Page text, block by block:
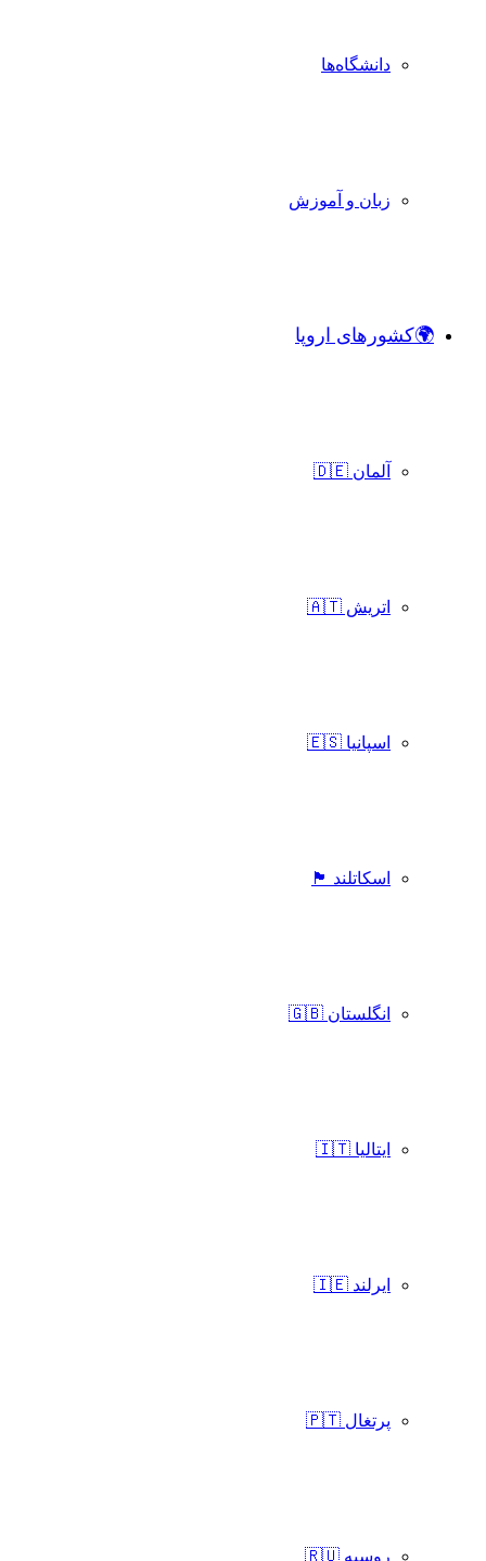
دانشگاه‌ها
زبان و آموزش
🌍کشورهای اروپا
آلمان 🇩🇪
اتریش 🇦🇹
اسپانیا 🇪🇸
اسکاتلند 🏴󠁧󠁢󠁳󠁣󠁴󠁿
انگلستان 🇬🇧
ایتالیا 🇮🇹
ایرلند 🇮🇪
پرتغال 🇵🇹
روسیه 🇷🇺